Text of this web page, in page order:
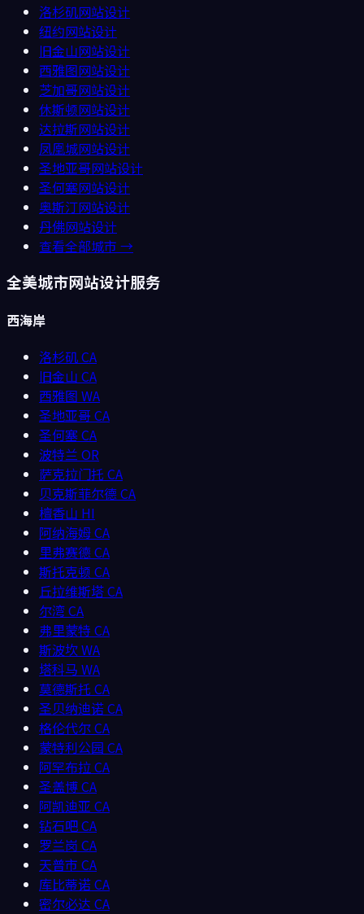
洛杉矶网站设计
纽约网站设计
旧金山网站设计
西雅图网站设计
芝加哥网站设计
休斯顿网站设计
达拉斯网站设计
凤凰城网站设计
圣地亚哥网站设计
圣何塞网站设计
奥斯汀网站设计
丹佛网站设计
查看全部城市 →
全美城市网站设计服务
西海岸
洛杉矶CA
旧金山 CA
西雅图 WA
圣地亚哥 CA
圣何塞CA
波特兰 OR
萨克拉门托 CA
贝克斯菲尔德CA
檀香山 HI
阿纳海姆CA
里弗赛德CA
斯托克顿 CA
丘拉维斯塔CA
尔湾CA
弗里蒙特 CA
斯波坎WA
塔科马 WA
莫德斯托 CA
圣贝纳迪诺CA
格伦代尔CA
蒙特利公园 CA
阿罕布拉CA
圣盖博CA
阿凯迪亚 CA
钻石吧CA
罗兰岗 CA
天普市 CA
库比蒂诺CA
密尔必达 CA